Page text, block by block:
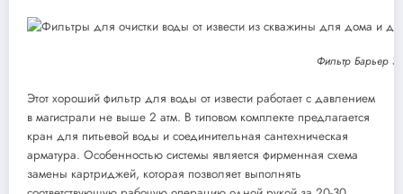
Фильтр Барьер
Этот хороший фильтр для воды от извести работает с давлением
в магистрали не выше 2 атм. В типовом комплекте предлагается
кран для питьевой воды и соединительная сантехническая
арматура. Особенностью системы является фирменная схема
замены картриджей, которая позволяет выполнять